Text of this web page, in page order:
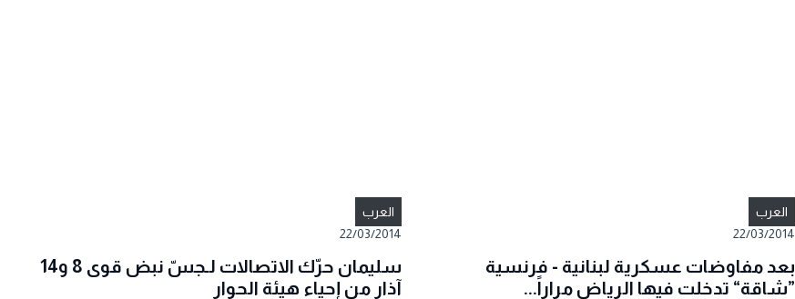
العرب
22/03/2014
بعد مفاوضات عسكرية لبنانية - فرنسية
”شاقة“ تدخلت فيها الرياض مراراً...
العرب
22/03/2014
سليمان حرّك الاتصالات لـجسّ نبض قوى 8 و14
آذار من إحياء هيئة الحوار